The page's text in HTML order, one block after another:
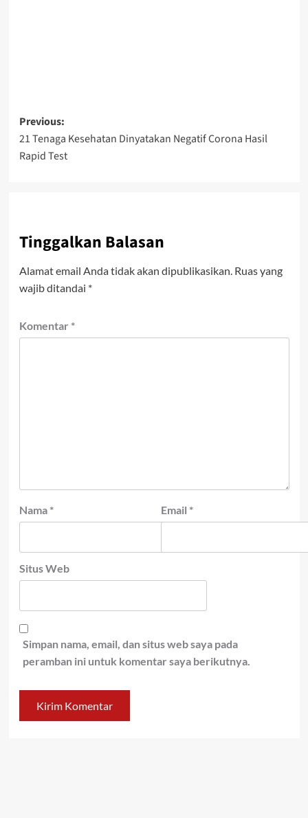
Post
navigation
Previous:
21 Tenaga Kesehatan Dinyatakan Negatif Corona Hasil
Rapid Test
Tinggalkan Balasan
Alamat email Anda tidak akan dipublikasikan. Ruas yang
wajib ditandai *
Komentar *
Nama * Email *
Situs Web
Simpan nama, email, dan situs web saya pada
peramban ini untuk komentar saya berikutnya.